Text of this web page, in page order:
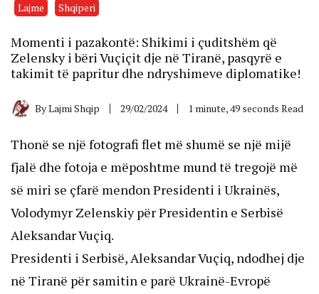
Lajme Shqiperi
Momenti i pazakontë: Shikimi i çuditshëm që
Zelensky i bëri Vuçiçit dje në Tiranë, pasqyrë e
takimit të papritur dhe ndryshimeve diplomatike!
ByLajmi Shqip 29/02/2024 1 minute, 49 seconds Read
Thonë se një fotografi flet më shumë se një mijë
fjalë dhe fotoja e mëposhtme mund të tregojë më
së miri se çfarë mendon Presidenti i Ukrainës,
Volodymyr Zelenskiy për Presidentin e Serbisë
Aleksandar Vuçiq.
Presidenti i Serbisë, Aleksandar Vuçiq, ndodhej dje
në Tiranë për samitin e parë Ukrainë-Evropë